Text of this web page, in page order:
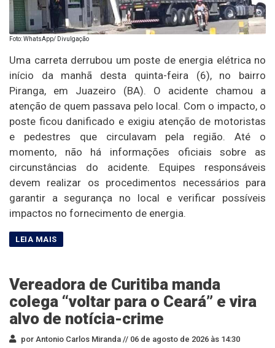
Foto: WhatsApp/ Divulgação
Uma carreta derrubou um poste de energia elétrica no
início da manhã desta quinta-feira (6), no bairro
Piranga, em Juazeiro (BA). O acidente chamou a
atenção de quem passava pelo local. Com o impacto, o
poste ficou danificado e exigiu atenção de motoristas
e pedestres que circulavam pela região. Até o
momento, não há informações oficiais sobre as
circunstâncias do acidente. Equipes responsáveis
devem realizar os procedimentos necessários para
garantir a segurança no local e verificar possíveis
impactos no fornecimento de energia.
Vereadora de Curitiba manda
colega “voltar para o Ceará” e vira
alvo de notícia-crime
por Antonio Carlos Miranda // 06 de agosto de 2026 às 14:30